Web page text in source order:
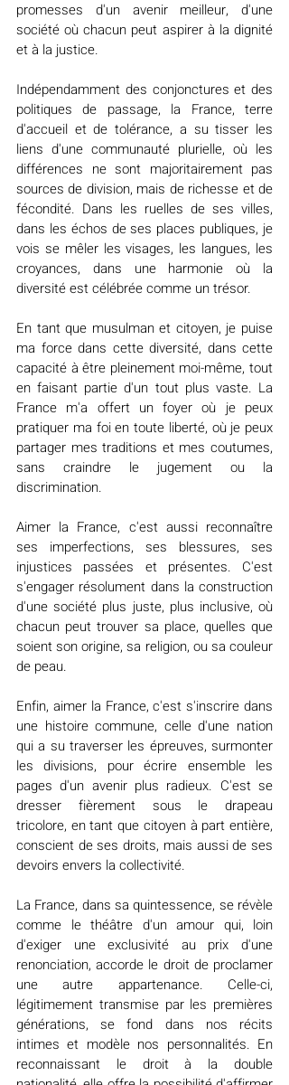
promesses d'un avenir meilleur, d'une
société où chacun peut aspirer à la dignité
et à la justice.
Indépendamment des conjonctures et des
politiques de passage, la France, terre
d'accueil et de tolérance, a su tisser les
liens d'une communauté plurielle, où les
différences ne sont majoritairement pas
sources de division, mais de richesse et de
fécondité. Dans les ruelles de ses villes,
dans les échos de ses places publiques, je
vois se mêler les visages, les langues, les
croyances, dans une harmonie où la
diversité est célébrée comme un trésor.
En tant que musulman et citoyen, je puise
ma force dans cette diversité, dans cette
capacité à être pleinement moi-même, tout
en faisant partie d'un tout plus vaste. La
France m'a offert un foyer où je peux
pratiquer ma foi en toute liberté, où je peux
partager mes traditions et mes coutumes,
sans craindre le jugement ou la
discrimination.
Aimer la France, c'est aussi reconnaître
ses imperfections, ses blessures, ses
injustices passées et présentes. C'est
s'engager résolument dans la construction
d'une société plus juste, plus inclusive, où
chacun peut trouver sa place, quelles que
soient son origine, sa religion, ou sa couleur
de peau.
Enfin, aimer la France, c'est s'inscrire dans
une histoire commune, celle d'une nation
qui a su traverser les épreuves, surmonter
les divisions, pour écrire ensemble les
pages d'un avenir plus radieux. C'est se
dresser fièrement sous le drapeau
tricolore, en tant que citoyen à part entière,
conscient de ses droits, mais aussi de ses
devoirs envers la collectivité.
La France, dans sa quintessence, se révèle
comme le théâtre d'un amour qui, loin
d'exiger une exclusivité au prix d'une
renonciation, accorde le droit de proclamer
une autre appartenance. Celle-ci,
légitimement transmise par les premières
générations, se fond dans nos récits
intimes et modèle nos personnalités. En
reconnaissant le droit à la double